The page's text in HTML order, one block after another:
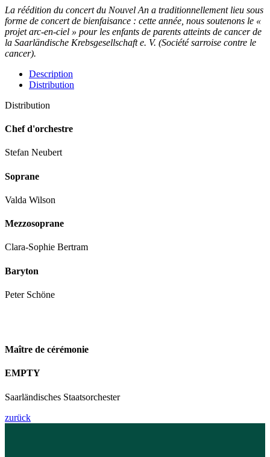
La réédition du concert du Nouvel An a traditionnellement lieu sous
forme de concert de bienfaisance : cette année, nous soutenons le «
projet arc-en-ciel » pour les enfants de parents atteints de cancer de
la Saarländische Krebsgesellschaft e. V. (Société sarroise contre le
cancer).
Description
Distribution
Distribution
Chef d'orchestre
Stefan Neubert
Soprane
Valda Wilson
Mezzosoprane
Clara-Sophie Bertram
Baryton
Peter Schöne
Maître de cérémonie
EMPTY
Saarländisches Staatsorchester
zurück